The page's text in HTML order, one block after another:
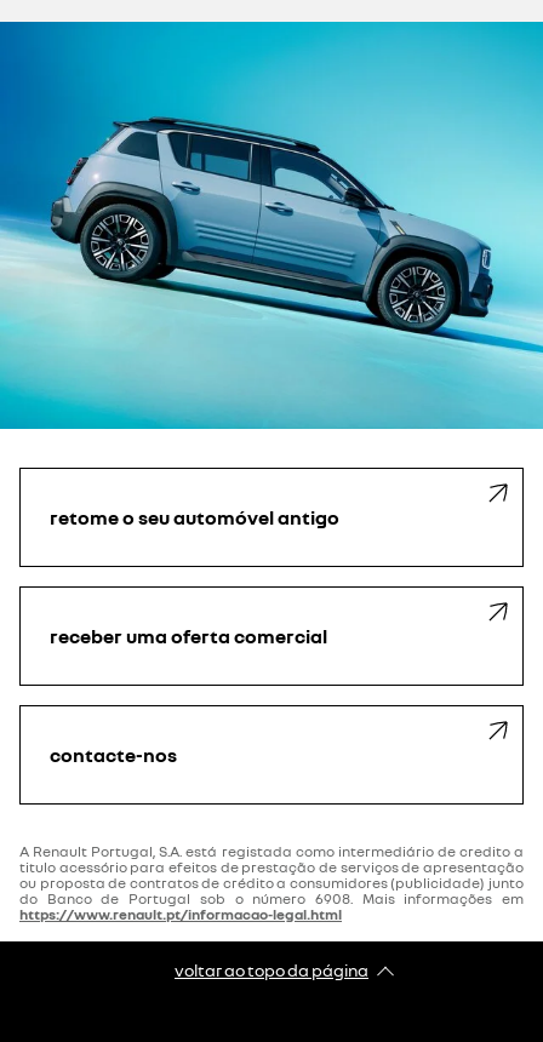
retome o seu automóvel antigo
receber uma oferta comercial
contacte-nos
A Renault Portugal, S.A. está registada como intermediário de credito a
titulo acessório para efeitos de prestação de serviços de apresentação
ou proposta de contratos de crédito a consumidores (publicidade) junto
do Banco de Portugal sob o número 6908. Mais informações em
https://www.renault.pt/informacao-legal.html
voltar ao topo da página